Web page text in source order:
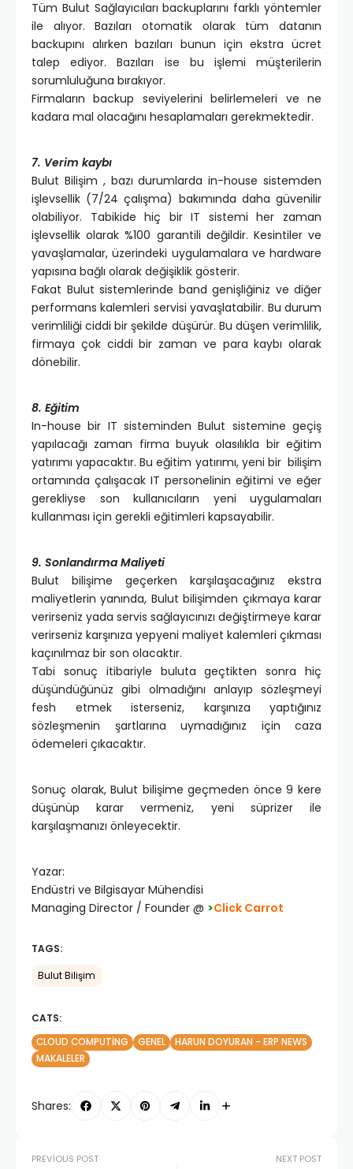
Tüm Bulut Sağlayıcıları backuplarını farklı yöntemler
ile alıyor. Bazıları otomatik olarak tüm datanın
backupını alırken bazıları bunun için ekstra ücret
talep ediyor. Bazıları ise bu işlemi müşterilerin
sorumluluğuna bırakıyor.
Firmaların backup seviyelerini belirlemeleri ve ne
kadara mal olacağını hesaplamaları gerekmektedir.
7. Verim kaybı
Bulut Bilişim , bazı durumlarda in-house sistemden
işlevsellik (7/24 çalışma) bakımında daha güvenilir
olabiliyor. Tabikide hiç bir IT sistemi her zaman
işlevsellik olarak %100 garantili değildir. Kesintiler ve
yavaşlamalar, üzerindeki uygulamalara ve hardware
yapısına bağlı olarak değişiklik gösterir.
Fakat Bulut sistemlerinde band genişliğiniz ve diğer
performans kalemleri servisi yavaşlatabilir. Bu durum
verimliliği ciddi bir şekilde düşürür. Bu düşen verimlilik,
firmaya çok ciddi bir zaman ve para kaybı olarak
dönebilir.
8. Eğitim
In-house bir IT sisteminden Bulut sistemine geçiş
yapılacağı zaman firma buyuk olasılıkla bir eğitim
yatırımı yapacaktır. Bu eğitim yatırımı, yeni bir bilişim
ortamında çalışacak IT personelinin eğitimi ve eğer
gerekliyse son kullanıcıların yeni uygulamaları
kullanması için gerekli eğitimleri kapsayabilir.
9. Sonlandırma Maliyeti
Bulut bilişime geçerken karşılaşacağınız ekstra
maliyetlerin yanında, Bulut bilişimden çıkmaya karar
verirseniz yada servis sağlayıcınızı değiştirmeye karar
verirseniz karşınıza yepyeni maliyet kalemleri çıkması
kaçınılmaz bir son olacaktır.
Tabi sonuç itibariyle buluta geçtikten sonra hiç
düşündüğünüz gibi olmadığını anlayıp sözleşmeyi
fesh etmek isterseniz, karşınıza yaptığınız
sözleşmenin şartlarına uymadığınız için caza
ödemeleri çıkacaktır.
Sonuç olarak, Bulut bilişime geçmeden önce 9 kere
düşünüp karar vermeniz, yeni süprizer ile
karşılaşmanızı önleyecektir.
Yazar:
Endüstri ve Bilgisayar Mühendisi
Managing Director / Founder @ >Click Carrot
TAGS:
Bulut Bilişim
CATS:
CLOUD COMPUTING
GENEL
HARUN DOYURAN - ERP NEWS
MAKALELER
Shares:
PREVIOUS POST NEXT POST